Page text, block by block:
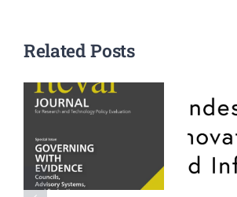
Related Posts